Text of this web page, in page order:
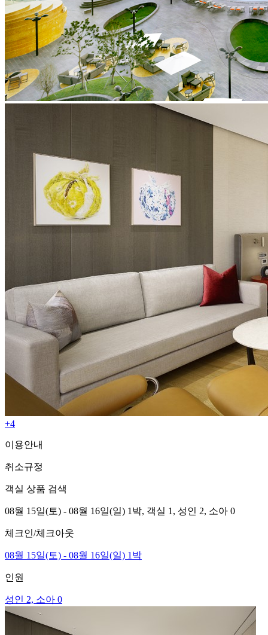
+4
이용안내
취소규정
객실 상품 검색
08월 15일(토) - 08월 16일(일) 1박, 객실 1, 성인 2, 소아 0
체크인/체크아웃
08월 15일(토) - 08월 16일(일) 1박
인원
성인 2, 소아 0